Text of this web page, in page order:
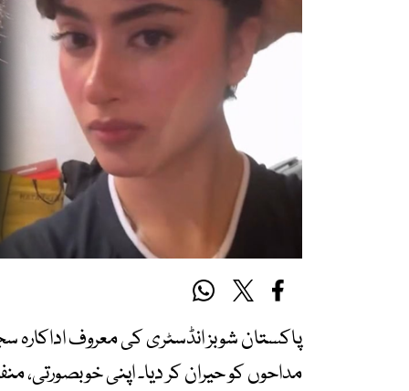
پاکستان شوبز انڈسٹری کی معروف
مداحوں کو حیران کر دیا۔ اپنی خوبصورتی،